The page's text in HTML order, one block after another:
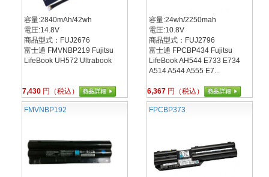
容量:2840mAh/42wh
電圧:14.8V
商品型式：FUJ2676
富士通 FMVNBP219 Fujitsu
LifeBook UH572 Ultrabook
7,430 円（税込）
容量:24wh/2250mah
電圧:10.8V
商品型式：FUJ2796
富士通 FPCBP434 Fujitsu
LifeBook AH544 E733 E734
A514 A544 A555 E7...
6,367 円（税込）
FMVNBP192 FPCBP373